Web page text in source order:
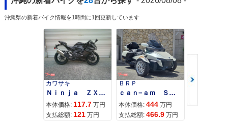
沖縄県の新着バイク情報を1時間に1回更新しています
カワサキ
Ｎｉｎｊａ ＺＸ−４Ｒ ＳＥ
本体価格: 117.7 万円
支払総額: 121 万円
ＢＲＰ
ｃａｎ−ａｍ ＳＰＹＤＥＲ ＲＴ ＬＩＭＩＴＥＤ
本体価格: 444 万円
支払総額: 466.9 万円
スズキ
本体価格: